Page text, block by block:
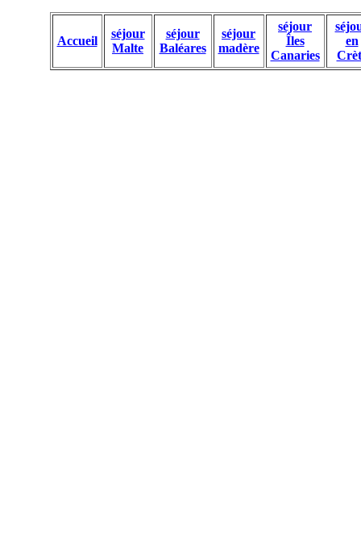
Accueil
séjour
Malte
séjour
Baléares
séjour
madère
séjour
Îles
Canaries
en